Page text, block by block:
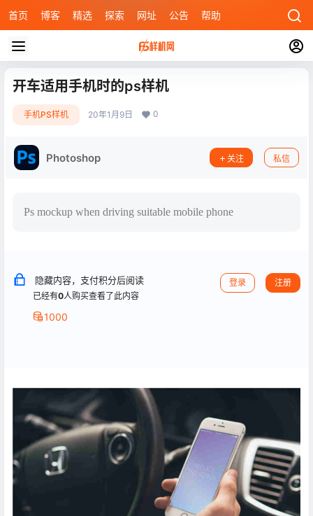
首页 博客 精选 探索 网址 公告 帮助
开车适用手机时的ps样机
手机PS样机 20年1月9日 0
Photoshop 关注 私信
Ps mockup when driving suitable mobile phone
隐藏内容，支付积分后阅读
已经有0人购买查看了此内容
1000
登录 注册